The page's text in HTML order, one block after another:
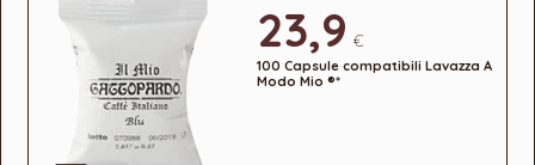
23,9 €
100 Capsule compatibili Lavazza A
Modo Mio ®*